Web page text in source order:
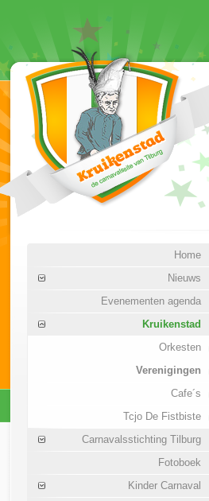
Home
Nieuws
Evenementen agenda
Kruikenstad
Orkesten
Verenigingen
Cafe´s
Tcjo De Fistbiste
Carnavalsstichting Tilburg
Fotoboek
Kinder Carnaval